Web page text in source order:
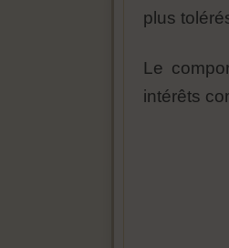
plus
Le
intérêts